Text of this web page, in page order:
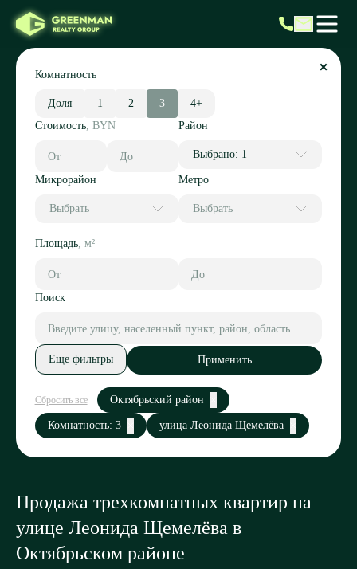
Комнатность
Доля 1 2 3
4+
Стоимость, BYN Район
Выбрано: 1
Микрорайон
Выбрать
Метро
Выбрать
Площадь, м²
Поиск
Еще фильтры Применить
Сбросить все Октябрьский район
Комнатность: 3 улица Леонида Щемелёва
Продажа трехкомнатных квартир на
улице Леонида Щемелёва в
Октябрьском районе